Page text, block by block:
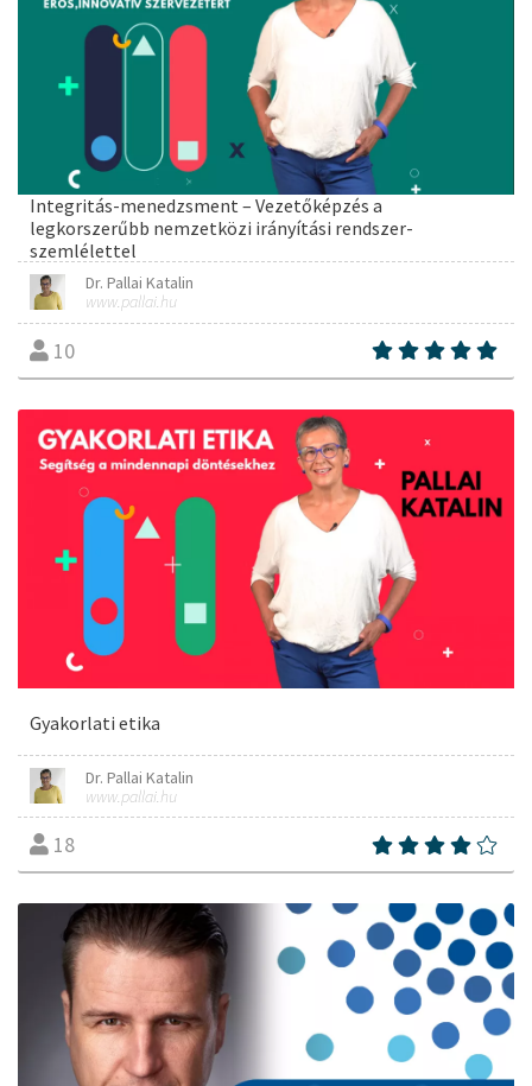
Integritás-menedzsment – Vezetőképzés a
legkorszerűbb nemzetközi irányítási rendszer-
szemlélettel
Dr. Pallai Katalin
www.pallai.hu
10
Gyakorlati etika
Dr. Pallai Katalin
www.pallai.hu
18